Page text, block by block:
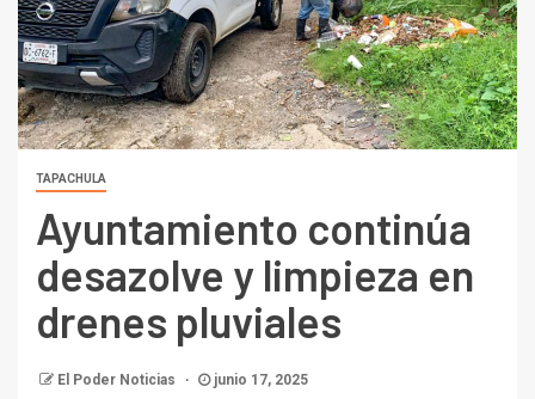
TAPACHULA
Ayuntamiento continúa
desazolve y limpieza en
drenes pluviales
El Poder Noticias junio 17, 2025